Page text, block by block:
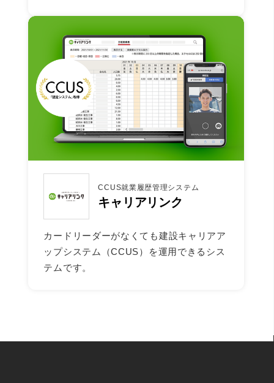
CCUS就業履歴管理システム
キャリアリンク
カードリーダーがなくても建設キャリアア
ップシステム（CCUS）を運用できるシス
テムです。